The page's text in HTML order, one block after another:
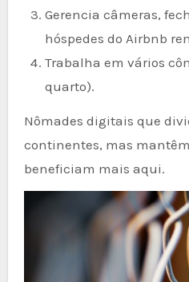
Gerencia câmeras,
hóspedes do Airbnb
Trabalha em vários
quarto).
Nômades digitais que
continentes, mas mantêm
beneficiam mais aqui.